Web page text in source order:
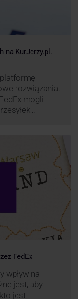
na KurJerzy.pl.
rozwiązania.
mogli
FedEx
wpływ na
jest, aby
jest